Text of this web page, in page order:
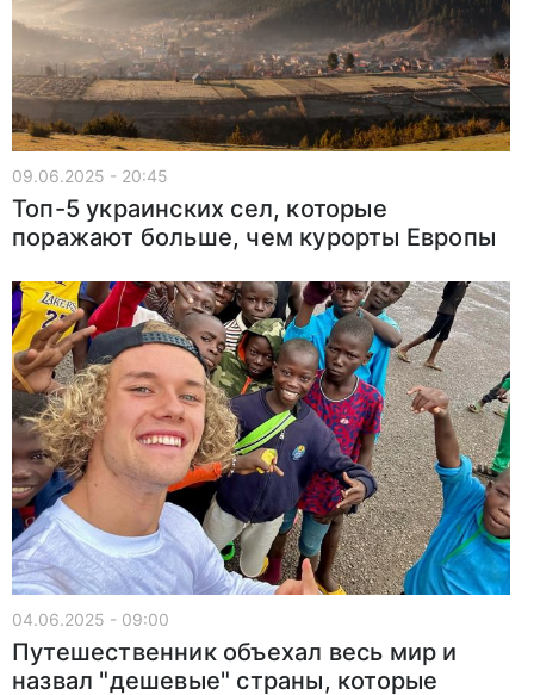
09.06.2025 - 20:45
Топ-5 украинских сел, которые
поражают больше, чем курорты Европы
04.06.2025 - 09:00
Путешественник объехал весь мир и
назвал "дешевые" страны, которые